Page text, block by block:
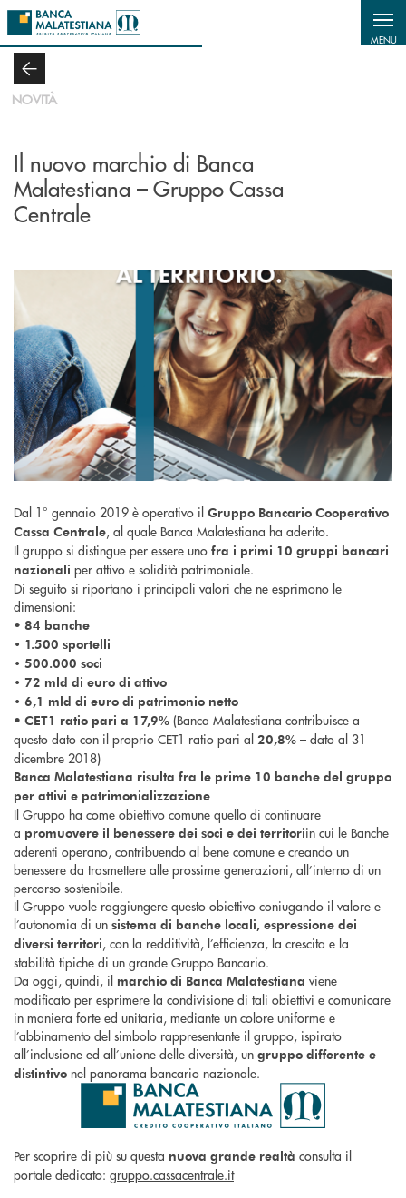
Salta al contenuto principale
MENU
NOVITÀ
Il nuovo marchio di Banca
Malatestiana – Gruppo Cassa
Centrale
Dal 1° gennaio 2019 è operativo il Gruppo Bancario Cooperativo
Cassa Centrale, al quale Banca Malatestiana ha aderito.
Il gruppo si distingue per essere uno fra i primi 10 gruppi bancari
nazionali per attivo e solidità patrimoniale.
Di seguito si riportano i principali valori che ne esprimono le
dimensioni:
• 84 banche
• 1.500 sportelli
• 500.000 soci
• 72 mld di euro di attivo
• 6,1 mld di euro di patrimonio netto
• CET1 ratio pari a 17,9% (Banca Malatestiana contribuisce a
questo dato con il proprio CET1 ratio pari al 20,8% – dato al 31
dicembre 2018)
Banca Malatestiana risulta fra le prime 10 banche del gruppo
per attivi e patrimonializzazione
Il Gruppo ha come obiettivo comune quello di continuare
a promuovere il benessere dei soci e dei territoriin cui le Banche
aderenti operano, contribuendo al bene comune e creando un
benessere da trasmettere alle prossime generazioni, all’interno di un
percorso sostenibile.
Il Gruppo vuole raggiungere questo obiettivo coniugando il valore e
l’autonomia di un sistema di banche locali, espressione dei
diversi territori, con la redditività, l’efficienza, la crescita e la
stabilità tipiche di un grande Gruppo Bancario.
Da oggi, quindi, il marchio di Banca Malatestiana viene
modificato per esprimere la condivisione di tali obiettivi e comunicare
in maniera forte ed unitaria, mediante un colore uniforme e
l’abbinamento del simbolo rappresentante il gruppo, ispirato
all’inclusione ed all’unione delle diversità, un gruppo differente e
distintivo nel panorama bancario nazionale.
Per scoprire di più su questa nuova grande realtà consulta il
portale dedicato: gruppo.cassacentrale.it